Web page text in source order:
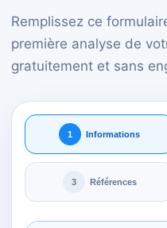
Remplissez ce
première analyse de
gratuitement et sans
1 Informations
3 Références